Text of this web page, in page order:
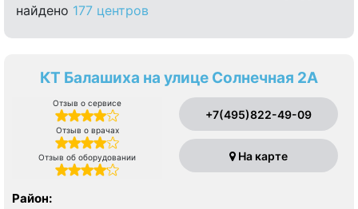
найдено 177 центров
КТ Балашиха на улице Солнечная 2А
Отзыв о сервисе
Отзыв о врачах
Отзыв об оборудовании
+7(495)822-49-09
На карте
Район: